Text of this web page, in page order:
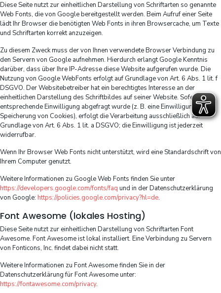
Diese Seite nutzt zur einheitlichen Darstellung von Schriftarten so genannte
Web Fonts, die von Google bereitgestellt werden. Beim Aufruf einer Seite
lädt Ihr Browser die benötigten Web Fonts in ihren Browsercache, um Texte
und Schriftarten korrekt anzuzeigen.
Zu diesem Zweck muss der von Ihnen verwendete Browser Verbindung zu
den Servern von Google aufnehmen. Hierdurch erlangt Google Kenntnis
darüber, dass über Ihre IP-Adresse diese Website aufgerufen wurde. Die
Nutzung von Google WebFonts erfolgt auf Grundlage von Art. 6 Abs. 1 lit. f
DSGVO. Der Websitebetreiber hat ein berechtigtes Interesse an der
einheitlichen Darstellung des Schriftbildes auf seiner Website. Sofern eine
entsprechende Einwilligung abgefragt wurde (z. B. eine Einwilligung zur
Speicherung von Cookies), erfolgt die Verarbeitung ausschließlich auf
Grundlage von Art. 6 Abs. 1 lit. a DSGVO; die Einwilligung ist jederzeit
widerrufbar.
Wenn Ihr Browser Web Fonts nicht unterstützt, wird eine Standardschrift von
Ihrem Computer genutzt.
Weitere Informationen zu Google Web Fonts finden Sie unter
https://developers.google.com/fonts/faq und in der Datenschutzerklärung
von Google: https://policies.google.com/privacy?hl=de.
Font Awesome (lokales Hosting)
Diese Seite nutzt zur einheitlichen Darstellung von Schriftarten Font
Awesome. Font Awesome ist lokal installiert. Eine Verbindung zu Servern
von Fonticons, Inc. findet dabei nicht statt.
Weitere Informationen zu Font Awesome finden Sie in der
Datenschutzerklärung für Font Awesome unter:
https://fontawesome.com/privacy.